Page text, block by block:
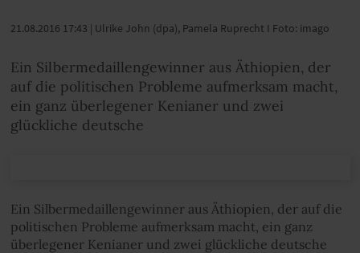
21.08.2016 17:43 | Ulrike John (dpa), Pamela Ruprecht I Foto: imago
Ein Silbermedaillengewinner aus Äthiopien, der
auf die politischen Probleme aufmerksam macht,
ein ganz überlegener Kenianer und zwei
glückliche deutsche
Ein Silbermedaillengewinner aus Äthiopien, der auf die
politischen Probleme aufmerksam macht, ein ganz
überlegener Kenianer und zwei glückliche deutsche